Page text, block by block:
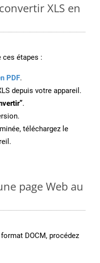
XLS en
ces étapes :
PDF.
depuis votre appareil.
.
téléchargez le
page Web au
DOCM, procédez